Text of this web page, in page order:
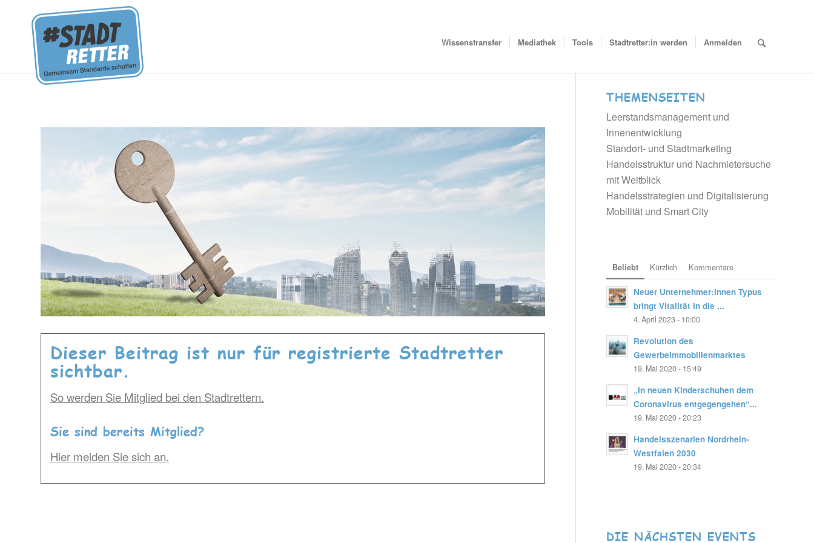
Wissenstransfer Mediathek Tools Stadtretter:in werden Anmelden
Dieser Beitrag ist nur für registrierte Stadtretter
sichtbar.
So werden Sie Mitglied bei den Stadtrettern.
Sie sind bereits Mitglied?
Hier melden Sie sich an.
THEMENSEITEN
Leerstandsmanagement und
Innenentwicklung
Standort- und Stadtmarketing
Handelsstruktur und Nachmietersuche
mit Weitblick
Handelsstrategien und Digitalisierung
Mobilität und Smart City
Beliebt Kürzlich Kommentare
Neuer Unternehmer:innen Typus
bringt Vitalität in die ...
4. April 2023 - 10:00
Revolution des
Gewerbeimmobilienmarktes
19. Mai 2020 - 15:49
„In neuen Kinderschuhen dem
Coronavirus entgegengehen“...
19. Mai 2020 - 20:23
Handelsszenarien Nordrhein-
Westfalen 2030
19. Mai 2020 - 20:34
DIE NÄCHSTEN EVENTS